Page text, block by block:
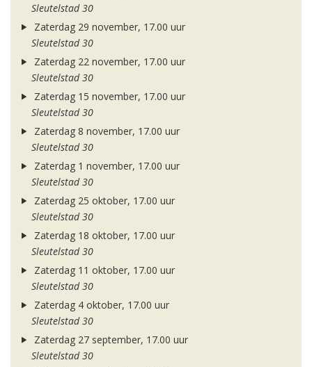
Sleutelstad 30
Zaterdag 29 november, 17.00 uur
Sleutelstad 30
Zaterdag 22 november, 17.00 uur
Sleutelstad 30
Zaterdag 15 november, 17.00 uur
Sleutelstad 30
Zaterdag 8 november, 17.00 uur
Sleutelstad 30
Zaterdag 1 november, 17.00 uur
Sleutelstad 30
Zaterdag 25 oktober, 17.00 uur
Sleutelstad 30
Zaterdag 18 oktober, 17.00 uur
Sleutelstad 30
Zaterdag 11 oktober, 17.00 uur
Sleutelstad 30
Zaterdag 4 oktober, 17.00 uur
Sleutelstad 30
Zaterdag 27 september, 17.00 uur
Sleutelstad 30